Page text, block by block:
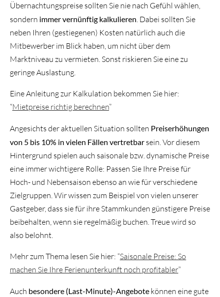
Übernachtungspreise sollten Sie nie nach Gefühl wählen,
sondern immer vernünftig kalkulieren. Dabei sollten Sie
neben Ihren (gestiegenen) Kosten natürlich auch die
Mitbewerber im Blick haben, um nicht über dem
Marktniveau zu vermieten. Sonst riskieren Sie eine zu
geringe Auslastung.
Eine Anleitung zur Kalkulation bekommen Sie hier:
“Mietpreise richtig berechnen”
Angesichts der aktuellen Situation sollten Preiserhöhungen
von 5 bis 10% in vielen Fällen vertretbar sein. Vor diesem
Hintergrund spielen auch saisonale bzw. dynamische Preise
eine immer wichtigere Rolle: Passen Sie Ihre Preise für
Hoch- und Nebensaison ebenso an wie für verschiedene
Zielgruppen. Wir wissen zum Beispiel von vielen unserer
Gastgeber, dass sie für ihre Stammkunden günstigere Preise
beibehalten, wenn sie regelmäßig buchen. Treue wird so
also belohnt.
Mehr zum Thema lesen Sie hier: “Saisonale Preise: So
machen Sie Ihre Ferienunterkunft noch profitabler”
Auch besondere (Last-Minute)-Angebote können eine gute